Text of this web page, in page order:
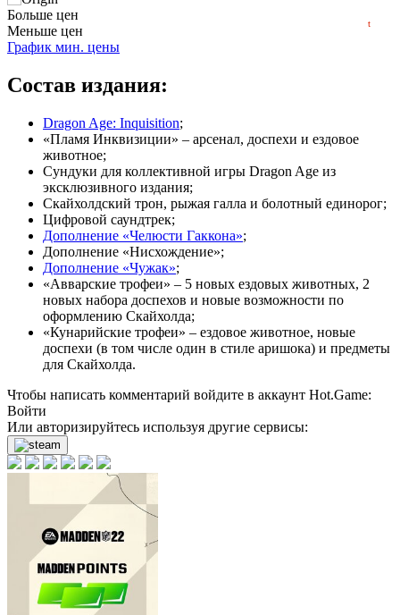
нет в наличии
нет в наличии
нет в наличии
Больше цен
Меньше цен
t
График мин. цены
Состав издания:
Dragon Age: Inquisition;
«Пламя Инквизиции» – арсенал, доспехи и ездовое
животное;
Сундуки для коллективной игры Dragon Age из
эксклюзивного издания;
Скайхолдский трон, рыжая галла и болотный единорог;
Цифровой саундтрек;
Дополнение «Челюсти Гаккона»;
Дополнение «Нисхождение»;
Дополнение «Чужак»;
«Авварские трофеи» – 5 новых ездовых животных, 2
новых набора доспехов и новые возможности по
оформлению Скайхолда;
«Кунарийские трофеи» – ездовое животное, новые
доспехи (в том числе один в стиле аришока) и предметы
для Скайхолда.
Чтобы написать комментарий войдите в аккаунт Hot.Game:
Войти
Или авторизируйтесь используя другие сервисы: